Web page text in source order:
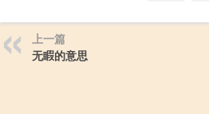
上一篇
无睱的意思